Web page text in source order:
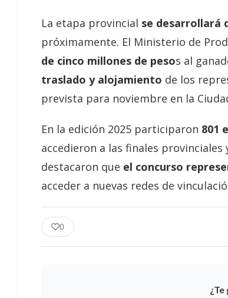
La etapa provincial se desarrollará
próximamente. El Ministerio de
de cinco millones de pesos al
traslado y alojamiento de los
prevista para noviembre en la
En la edición 2025 participaron 801
accedieron a las finales
destacaron que el concurso
acceder a nuevas redes de
0